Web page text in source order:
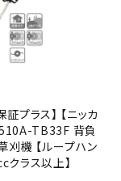
証プラス】 【ニッカ
TB33F 背負
刈機 【ループハン
クラス以上】